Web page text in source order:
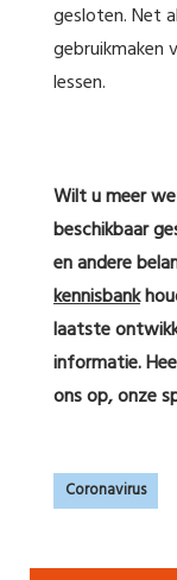
gesloten. Net
gebruikmaken
lessen.
Wilt u meer
beschikbaar
en andere
kennisbank
laatste
informatie.
ons op, onze
Coronavirus